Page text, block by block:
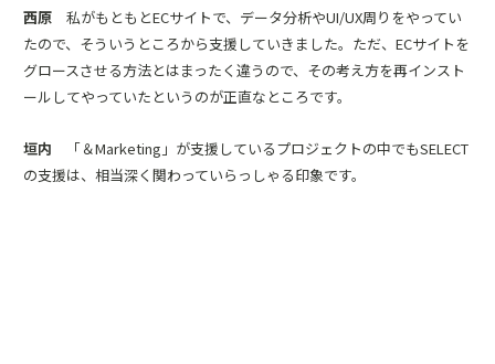
西原 私がもともとECサイトで、データ分析やUI/UX周りをやってい
たので、そういうところから支援していきました。ただ、ECサイトを
グロースさせる方法とはまったく違うので、その考え方を再インスト
ールしてやっていたというのが正直なところです。
垣内 「＆Marketing」が支援しているプロジェクトの中でもSELECT
の支援は、相当深く関わっていらっしゃる印象です。